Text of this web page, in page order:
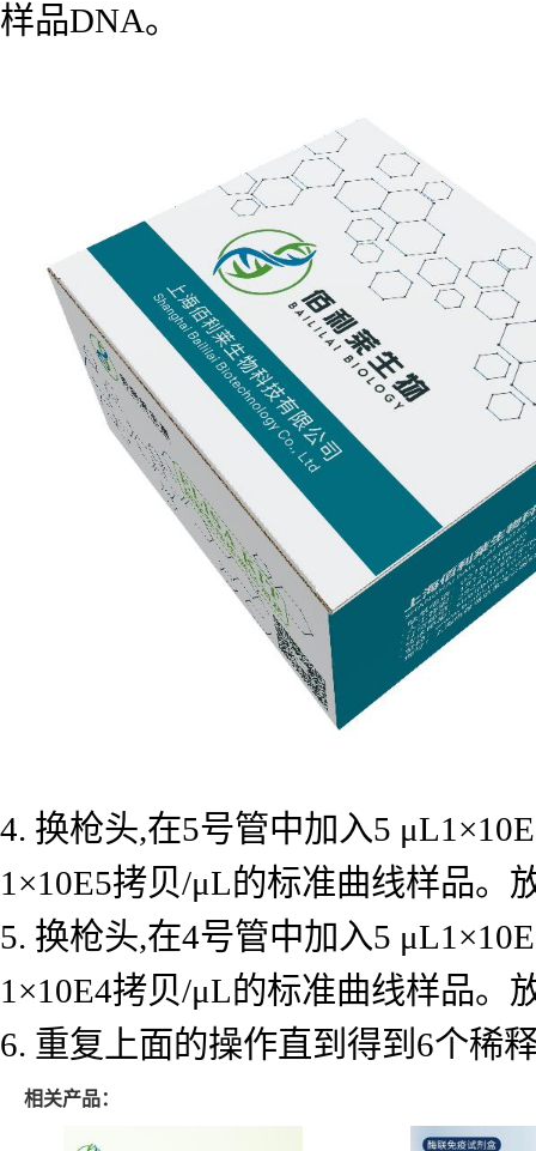
样品DNA。
4. 换枪头,在5号管中加入5
1×10E5拷贝/μL的标准曲线样品。
5. 换枪头,在4号管中加入5
1×10E4拷贝/μL的标准曲线样品。
6. 重复上面的操作直到得到6个稀
相关产品：